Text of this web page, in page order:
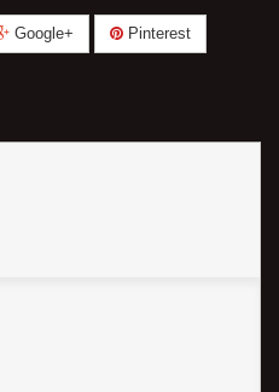
Google+ Pinterest